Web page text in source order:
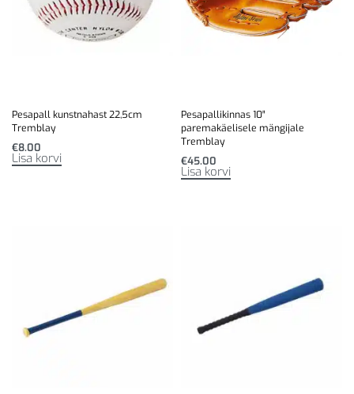
Pesapall kunstnahast 22,5cm
Tremblay
€8.00
Lisa korvi
Pesapallikinnas 10″
paremakäelisele mängijale
Tremblay
€45.00
Lisa korvi